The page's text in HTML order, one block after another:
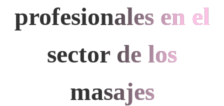
profesionales en el
sector de los
masajes